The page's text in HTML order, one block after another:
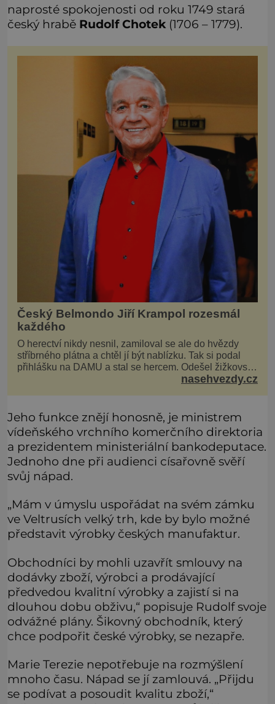
naprosté spokojenosti od roku 1749 stará
český hrabě Rudolf Chotek (1706 – 1779).
Český Belmondo Jiří Krampol rozesmál
každého
O herectví nikdy nesnil, zamiloval se ale do hvězdy
stříbrného plátna a chtěl jí být nablízku. Tak si podal
přihlášku na DAMU a stal se hercem. Odešel žižkovský
matador, který všude rozdával humor, i když jemu
nasehvezdy.cz
Jeho funkce znějí honosně, je ministrem
vídeňského vrchního komerčního direktoria
a prezidentem ministeriální bankodeputace.
Jednoho dne při audienci císařovně svěří
svůj nápad.
„Mám v úmyslu uspořádat na svém zámku
ve Veltrusích velký trh, kde by bylo možné
představit výrobky českých manufaktur.
Obchodníci by mohli uzavřít smlouvy na
dodávky zboží, výrobci a prodávající
předvedou kvalitní výrobky a zajistí si na
dlouhou dobu obživu,“ popisuje Rudolf svoje
odvážné plány. Šikovný obchodník, který
chce podpořit české výrobky, se nezapře.
Marie Terezie nepotřebuje na rozmýšlení
mnoho času. Nápad se jí zamlouvá. „Přijdu
se podívat a posoudit kvalitu zboží,“